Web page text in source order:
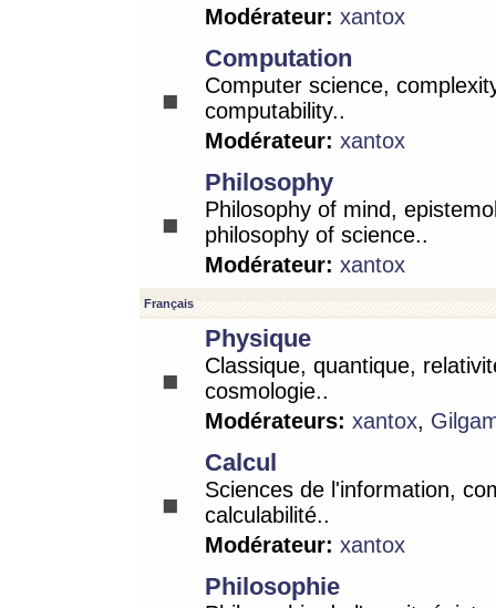
Modérateur: xantox
Computation
Computer science,
computability..
Modérateur: xantox
Philosophy
Philosophy of mind,
philosophy of science..
Modérateur: xantox
Français
Physique
Classique, quantique,
cosmologie..
Modérateurs: xantox,
Calcul
Sciences de l'information,
calculabilité..
Modérateur: xantox
Philosophie